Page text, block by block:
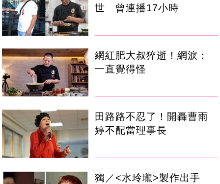
世 曾連播17小時
網紅肥大叔猝逝！網淚：
一直覺得怪
田路路不忍了！開轟曹雨
婷不配當理事長
獨／<水玲瓏>製作出手